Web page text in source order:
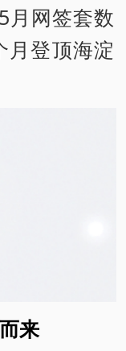
网签套数
月登顶海淀
来